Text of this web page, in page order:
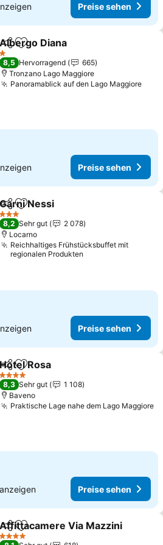
Preise sehen
TeilenZu Favoriten hinzufügen
Albergo Diana
1 Sterne
8,5 Hervorragend
665
Tronzano Lago Maggiore
Panoramablick auf den Lago Maggiore
Preise sehen
TeilenZu Favoriten hinzufügen
Garni Nessi
3 Sterne
8,2 Sehr gut
2 078
Locarno
Reichhaltiges Frühstücksbuffet mit
regionalen Produkten
Preise sehen
TeilenZu Favoriten hinzufügen
Hotel Rosa
4 Sterne
8,3 Sehr gut
1 108
Baveno
Praktische Lage nahe dem Lago Maggiore
anzeigen Preise sehen
TeilenZu Favoriten hinzufügen
Affittacamere Via Mazzini
4 Sterne